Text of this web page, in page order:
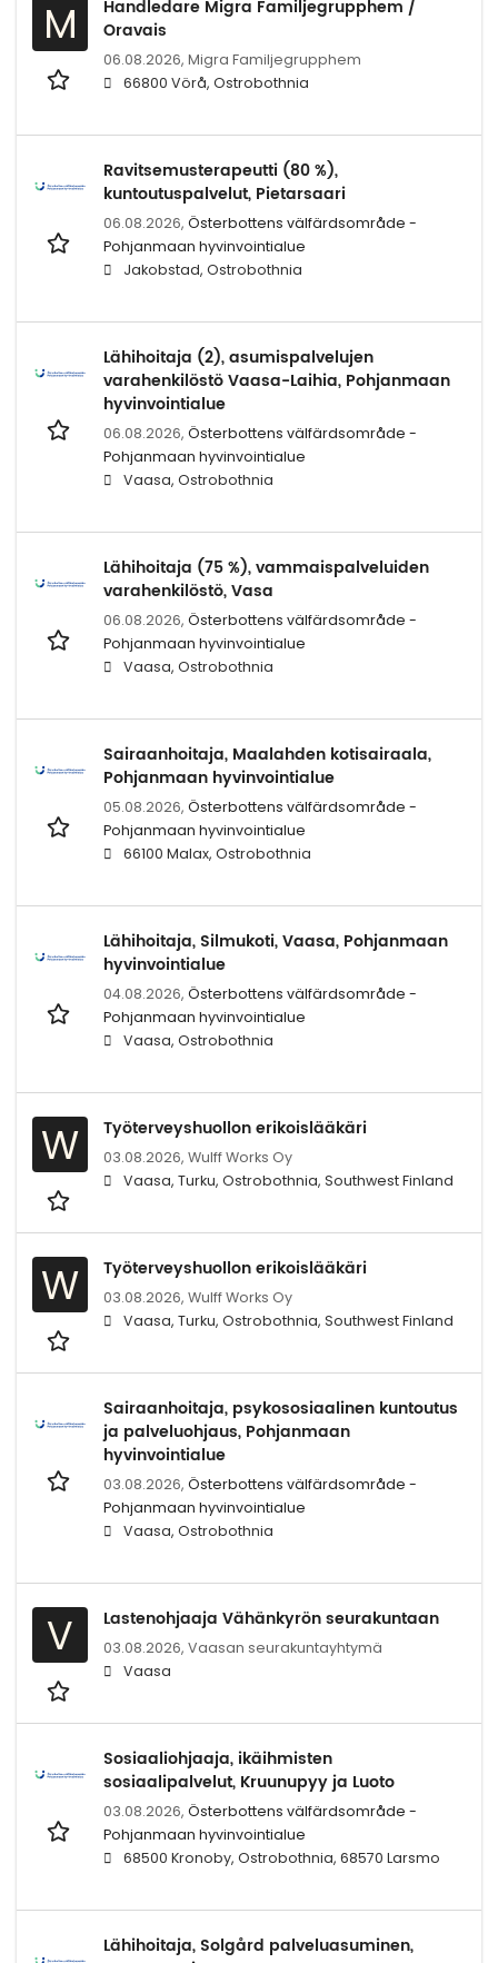
M
Handledare Migra Familjegrupphem /
Oravais
06.08.2026, Migra Familjegrupphem
66800 Vörå, Ostrobothnia
Ravitsemusterapeutti (80 %),
kuntoutuspalvelut, Pietarsaari
06.08.2026, Österbottens välfärdsområde -
Pohjanmaan hyvinvointialue
Jakobstad, Ostrobothnia
Lähihoitaja (2), asumispalvelujen
varahenkilöstö Vaasa-Laihia, Pohjanmaan
hyvinvointialue
06.08.2026, Österbottens välfärdsområde -
Pohjanmaan hyvinvointialue
Vaasa, Ostrobothnia
Lähihoitaja (75 %), vammaispalveluiden
varahenkilöstö, Vasa
06.08.2026, Österbottens välfärdsområde -
Pohjanmaan hyvinvointialue
Vaasa, Ostrobothnia
Sairaanhoitaja, Maalahden kotisairaala,
Pohjanmaan hyvinvointialue
05.08.2026, Österbottens välfärdsområde -
Pohjanmaan hyvinvointialue
66100 Malax, Ostrobothnia
Lähihoitaja, Silmukoti, Vaasa, Pohjanmaan
hyvinvointialue
04.08.2026, Österbottens välfärdsområde -
Pohjanmaan hyvinvointialue
Vaasa, Ostrobothnia
W Työterveyshuollon erikoislääkäri
03.08.2026, Wulff Works Oy
Vaasa, Turku, Ostrobothnia, Southwest Finland
W Työterveyshuollon erikoislääkäri
03.08.2026, Wulff Works Oy
Vaasa, Turku, Ostrobothnia, Southwest Finland
Sairaanhoitaja, psykososiaalinen kuntoutus
ja palveluohjaus, Pohjanmaan
hyvinvointialue
03.08.2026, Österbottens välfärdsområde -
Pohjanmaan hyvinvointialue
Vaasa, Ostrobothnia
V Lastenohjaaja Vähänkyrön seurakuntaan
03.08.2026, Vaasan seurakuntayhtymä
Vaasa
Sosiaaliohjaaja, ikäihmisten
sosiaalipalvelut, Kruunupyy ja Luoto
03.08.2026, Österbottens välfärdsområde -
Pohjanmaan hyvinvointialue
68500 Kronoby, Ostrobothnia, 68570 Larsmo
Lähihoitaja, Solgård palveluasuminen,